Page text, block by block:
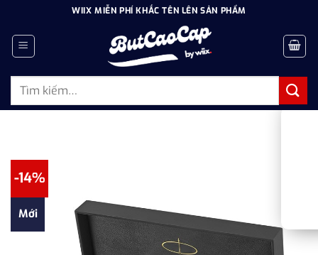
dung
WIIX MIỄN PHÍ KHẮC TÊN LÊN SẢN PHẨM
Tìm
-14%
Mới